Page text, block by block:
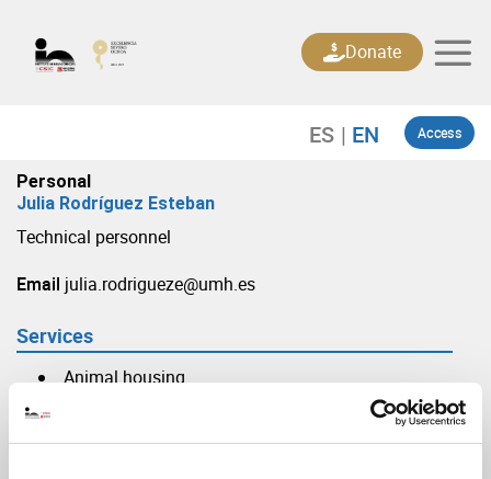
content
Access
Donate
Personal
Julia Rodríguez Esteban
Technical personnel
Email julia.rodrigueze@umh.es
Services
Animal housing